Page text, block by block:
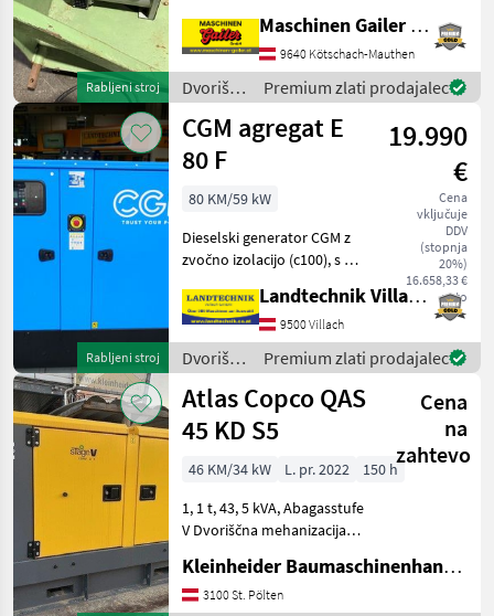
Rabljeni stroj
stanju! Naprava se prodaja
takšna, kot je, brez
garancije. Natančni podatki
so na slikah. Prid
Maschinen Gailer GmbH
9640 Kötschach-Mauthen
Dvoriščna
mehanizacija
/
Sonstige
Premium zlati prodajalec
Rabljeni stroj
CGM agregat E
80 F
19.990
€
Cena
vključuje
DDV
(stopnja
20%)
16.658,33 €
neto
80 KM/59 kW
Dieselski generator CGM z
zvočno izolacijo (c100), s 4,
motorjem FTP, trajna moč
80 kVA / 64 kW, trifazni,
digitalno krmiljenje ComAp,
mere: dolž
Landtechnik Villach GmbH
9500 Villach
Dvoriščna
mehanizacija
/ CGM
Premium zlati prodajalec
Atlas Copco QAS
45 KD S5
Cena
na
zahtevo
46 KM/34 kW L. pr. 2022
150 h
1, 1 t, 43, 5 kVA, Abagasstufe
V Dvoriščna mehanizacija
Kleinheider Baumaschinenhandel GmbH.
3100 St. Pölten